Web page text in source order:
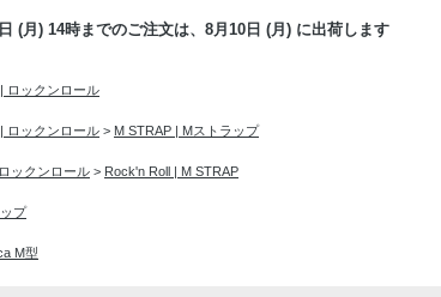
(月) 14時までのご注文は、 8月10日 (月) に出荷します
ロックンロール
ロックンロール > M STRAP | Mストラップ
ックンロール > Rock'n Roll | M STRAP
プ
M型